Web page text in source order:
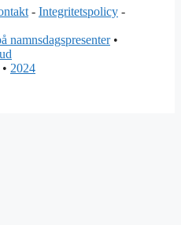
- Integritetspolicy -
namnsdagspresenter•
• 2024